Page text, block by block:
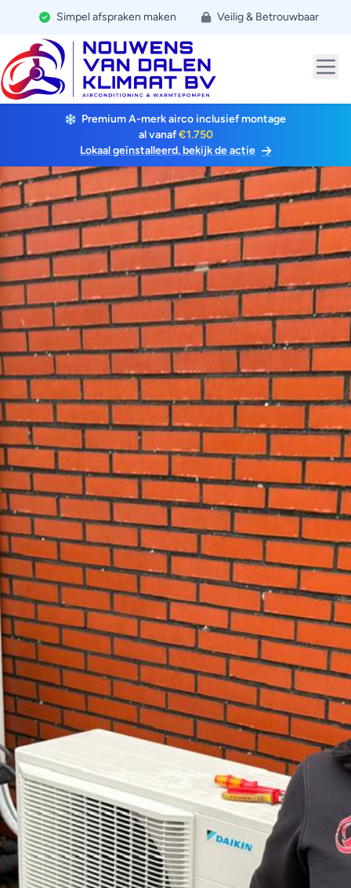
Simpel afspraken maken Veilig & Betrouwbaar
Premium A-merk airco inclusief montage
al vanaf€1.750
Lokaal geïnstalleerd, bekijk de actie